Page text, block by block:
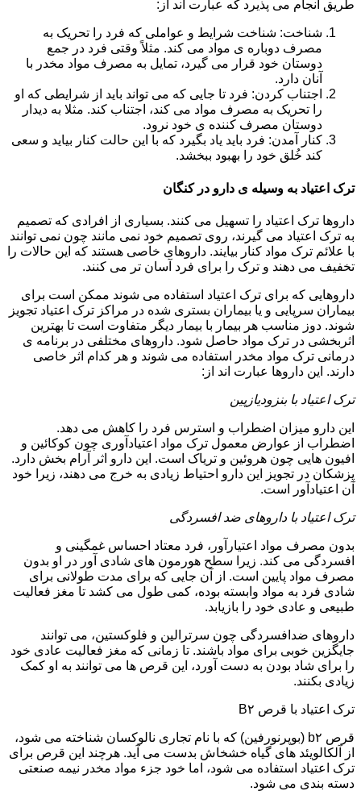
طریق انجام می پذیرد که عبارت اند از:
شناخت: شناخت شرایط و عواملی که فرد را تحریک به
مصرف دوباره ی مواد می کند. مثلاً وقتی فرد در جمع
دوستان خود قرار می گیرد، تمایل به مصرف مواد مخدر با
آنان دارد.
اجتناب کردن: فرد تا جایی که می تواند باید از شرایطی که او
را تحریک به مصرف مواد می کند، اجتناب کند. مثلا به دیدار
دوستان مصرف کننده ی خود نرود.
کنار آمدن: فرد باید یاد بگیرد که با این حالت کنار بیاید و سعی
کند خُلق خود را بهبود ببخشد.
ترک اعتیاد به وسیله ی دارو در کنگان
داروها ترک اعتیاد را تسهیل می کنند. بسیاری از افرادی که تصمیم
به ترک اعتیاد می گیرند، روی تصمیم خود نمی مانند چون نمی توانند
با علائم ترک مواد کنار بیایند. داروهای خاصی هستند که این حالات را
تخفیف می دهند و ترک را برای فرد آسان تر می کنند.
داروهایی که برای ترک اعتیاد استفاده می شوند ممکن است برای
بیماران سرپایی و یا بیماران بستری شده در مراکز ترک اعتیاد تجویز
شوند. دوز مناسب هر بیمار با بیمار دیگر متفاوت است تا بهترین
اثربخشی در ترک مواد حاصل شود. داروهای مختلفی در برنامه ی
درمانی ترک مواد مخدر استفاده می شوند و هر کدام اثر خاصی
دارند. این داروها عبارت اند از:
ترک اعتیاد با بنزودیازپین
این دارو میزان اضطراب و استرس فرد را کاهش می دهد.
اضطراب از عوارض معمول ترک مواد اعتیادآوری چون کوکائین و
افیون هایی چون هروئین و تریاک است. این دارو اثر آرام بخش دارد.
پزشکان در تجویز این دارو احتیاط زیادی به خرج می دهند، زیرا خود
آن اعتیادآور است.
ترک اعتیاد با داروهای ضد افسردگی
بدون مصرف مواد اعتیارآور، فرد معتاد احساس غمگینی و
افسردگی می کند. زیرا سطح هورمون های شادی آور در او بدون
مصرف مواد پایین است. از آن جایی که برای مدت طولانی برای
شادی فرد به مواد وابسته بوده، کمی طول می کشد تا مغز فعالیت
طبیعی و عادی خود را بازیابد.
داروهای ضدافسردگی چون سرترالین و فلوکستین، می توانند
جایگزین خوبی برای مواد باشند. تا زمانی که مغز فعالیت عادی خود
را برای شاد بودن به دست آورد، این قرص ها می توانند به او کمک
زیادی بکنند.
ترک اعتیاد با قرص B۲
قرص b۲ (بوپرنورفین) که با نام تجاری نالوکسان شناخته می شود،
از آلکالویئد های گیاه خشخاش بدست می آید. هرچند این قرص برای
ترک اعتیاد استفاده می شود، اما خود جزء مواد مخدر نیمه صنعتی
دسته بندی می شود.